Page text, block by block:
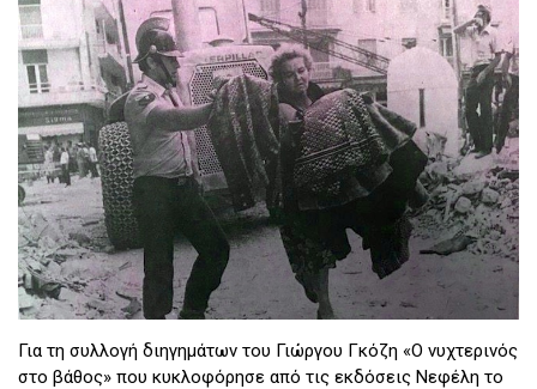
Για τη συλλογή διηγημάτων του Γιώργου Γκόζη «Ο νυχτερινός
στο βάθος» που κυκλοφόρησε από τις εκδόσεις Νεφέλη το